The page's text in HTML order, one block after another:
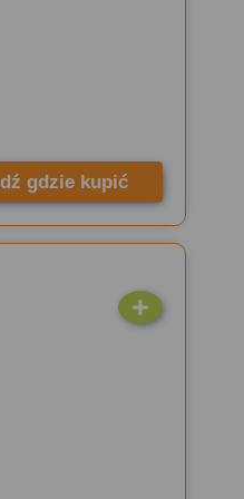
gdzie kupić